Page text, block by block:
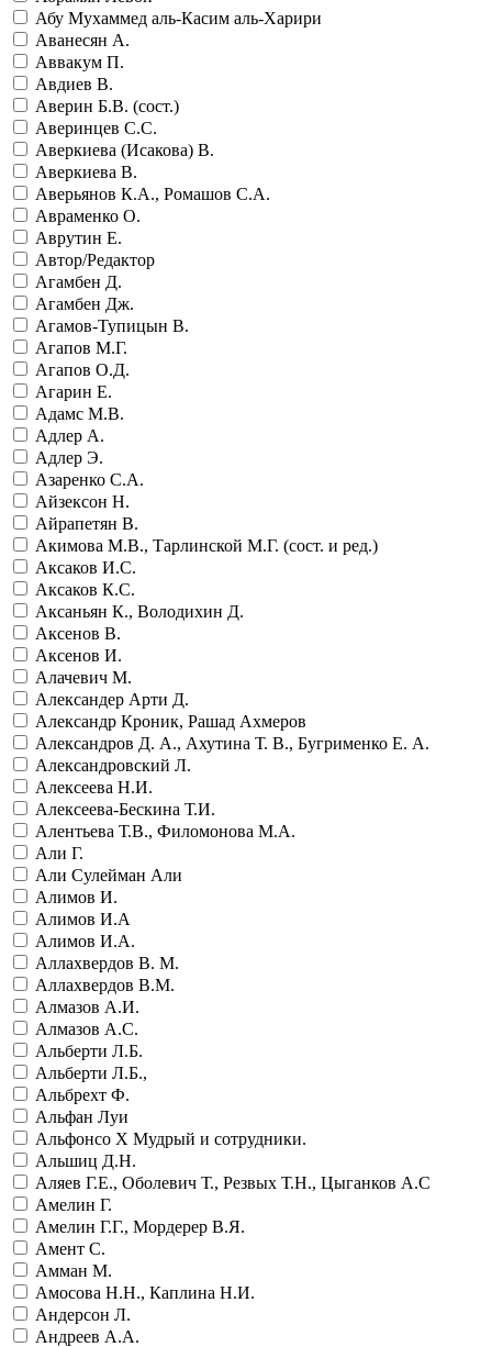
Абу Мухаммед аль-Касим аль-Харири
Аванесян А.
Аввакум П.
Авдиев В.
Аверин Б.В. (сост.)
Аверинцев С.С.
Аверкиева (Исакова) В.
Аверкиева В.
Аверьянов К.А., Ромашов С.А.
Авраменко О.
Аврутин Е.
Автор/Редактор
Агамбен Д.
Агамбен Дж.
Агамов-Тупицын В.
Агапов М.Г.
Агапов О.Д.
Агарин Е.
Адамс М.В.
Адлер А.
Адлер Э.
Азаренко С.А.
Айзексон Н.
Айрапетян В.
Акимова М.В., Тарлинской М.Г. (сост. и ред.)
Аксаков И.С.
Аксаков К.С.
Аксаньян К., Володихин Д.
Аксенов В.
Аксенов И.
Алачевич М.
Александер Арти Д.
Александр Кроник, Рашад Ахмеров
Александров Д. А., Ахутина Т. В., Бугрименко Е. А.
Александровский Л.
Алексеева Н.И.
Алексеева-Бескина Т.И.
Алентьева Т.В., Филомонова М.А.
Али Г.
Али Сулейман Али
Алимов И.
Алимов И.А
Алимов И.А.
Аллахвердов В. М.
Аллахвердов В.М.
Алмазов А.И.
Алмазов А.С.
Альберти Л.Б.
Альберти Л.Б.,
Альбрехт Ф.
Альфан Луи
Альфонсо Х Мудрый и сотрудники.
Альшиц Д.Н.
Аляев Г.Е., Оболевич Т., Резвых Т.Н., Цыганков А.С
Амелин Г.
Амелин Г.Г., Мордерер В.Я.
Амент С.
Амман М.
Амосова Н.Н., Каплина Н.И.
Андерсон Л.
Андреев А.А.